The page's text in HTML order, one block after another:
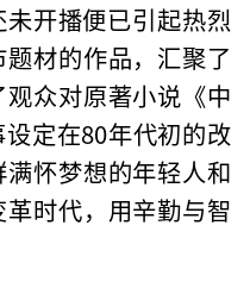
开播便已引起热烈
材的作品，汇聚了
众对原著小说《中
定在80年代初的改
怀梦想的年轻人和
时代，用辛勤与智